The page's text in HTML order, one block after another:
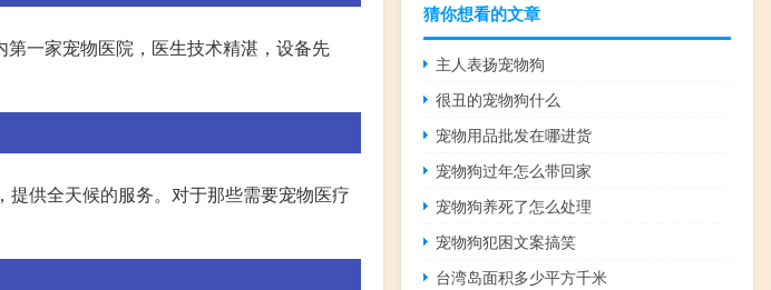
一家宠物医院，医生技术精湛，设备先
供全天候的服务。对于那些需要宠物医疗
猜你想看的文章
主人表扬宠物狗
很丑的宠物狗什么
宠物用品批发在哪进货
宠物狗过年怎么带回家
宠物狗养死了怎么处理
宠物狗犯困文案搞笑
台湾岛面积多少平方千米